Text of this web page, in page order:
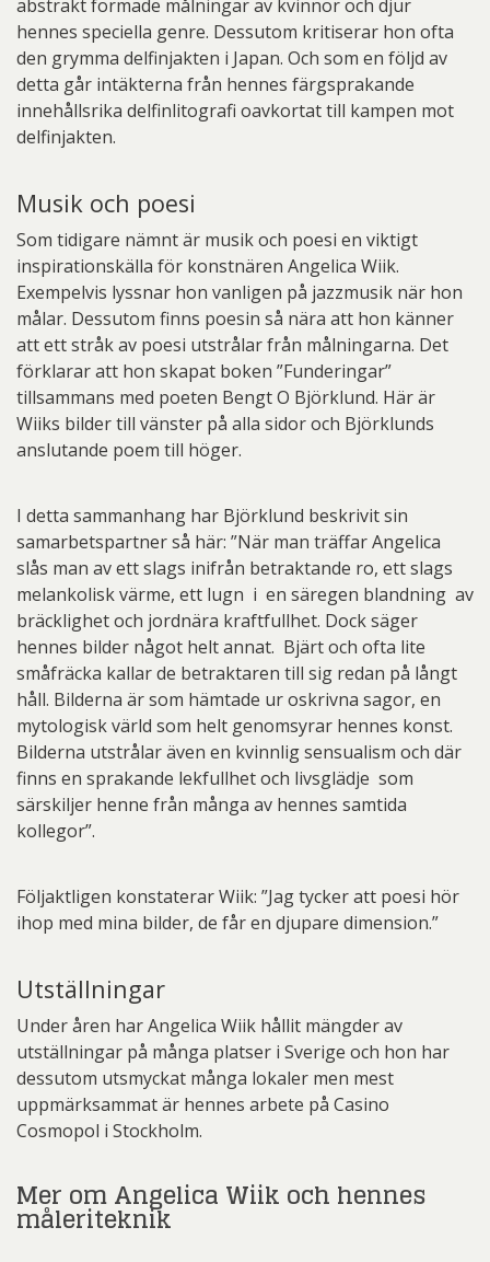
abstrakt formade målningar av kvinnor och djur
hennes speciella genre. Dessutom kritiserar hon ofta
den grymma delfinjakten i Japan. Och som en följd av
detta går intäkterna från hennes färgsprakande
innehållsrika delfinlitografi oavkortat till kampen mot
delfinjakten.
Musik och poesi
Som tidigare nämnt är musik och poesi en viktigt
inspirationskälla för konstnären Angelica Wiik.
Exempelvis lyssnar hon vanligen på jazzmusik när hon
målar. Dessutom finns poesin så nära att hon känner
att ett stråk av poesi utstrålar från målningarna. Det
förklarar att hon skapat boken ”Funderingar”
tillsammans med poeten Bengt O Björklund. Här är
Wiiks bilder till vänster på alla sidor och Björklunds
anslutande poem till höger.
I detta sammanhang har Björklund beskrivit sin
samarbetspartner så här: ”När man träffar Angelica
slås man av ett slags inifrån betraktande ro, ett slags
melankolisk värme, ett lugn i en säregen blandning av
bräcklighet och jordnära kraftfullhet. Dock säger
hennes bilder något helt annat. Bjärt och ofta lite
småfräcka kallar de betraktaren till sig redan på långt
håll. Bilderna är som hämtade ur oskrivna sagor, en
mytologisk värld som helt genomsyrar hennes konst.
Bilderna utstrålar även en kvinnlig sensualism och där
finns en sprakande lekfullhet och livsglädje som
särskiljer henne från många av hennes samtida
kollegor”.
Följaktligen konstaterar Wiik: ”Jag tycker att poesi hör
ihop med mina bilder, de får en djupare dimension.”
Utställningar
Under åren har Angelica Wiik hållit mängder av
utställningar på många platser i Sverige och hon har
dessutom utsmyckat många lokaler men mest
uppmärksammat är hennes arbete på Casino
Cosmopol i Stockholm.
Mer om Angelica Wiik och hennes
måleriteknik